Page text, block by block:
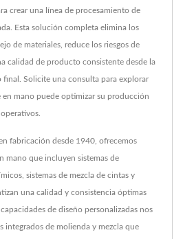
crear una línea de procesamiento de
Esta solución completa elimina los
de materiales, reduce los riesgos de
calidad de producto consistente desde la
final. Solicite una consulta para explorar
mano puede optimizar su producción
fabricación desde 1940, ofrecemos
mano que incluyen sistemas de
sistemas de mezcla de cintas y
una calidad y consistencia óptimas
de diseño personalizadas nos
integrados de molienda y mezcla que